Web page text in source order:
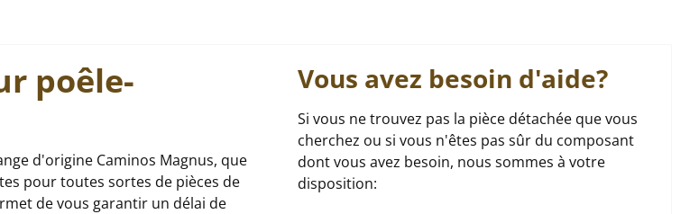
poêle-
d'origine Caminos Magnus, que
pour toutes sortes de pièces de
de vous garantir un délai de
Vous avez besoin d'aide?
Si vous ne trouvez pas la pièce détachée que vous
cherchez ou si vous n'êtes pas sûr du composant
dont vous avez besoin, nous sommes à votre
disposition: